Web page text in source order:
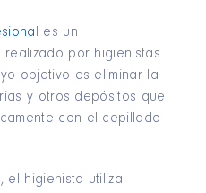
l es un
por higienistas
objetivo es eliminar la
y otros depósitos que
con el cepillado
el higienista utiliza